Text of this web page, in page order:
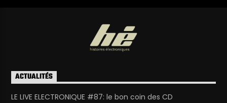
ACTUALITÉS
LE LIVE ELECTRONIQUE #87: le bon coin des CD